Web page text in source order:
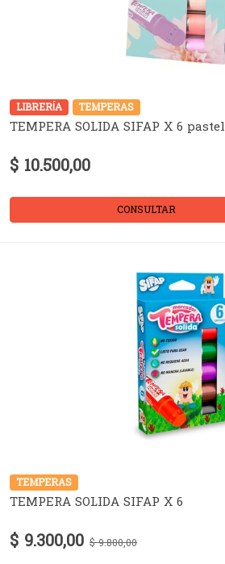
LIBRERÍA TEMPERAS
TEMPERA SOLIDA SIFAP X 6 pastel
$ 10.500,00
CONSULTAR
TEMPERAS
TEMPERA SOLIDA SIFAP X 6
$ 9.300,00 $ 9.800,00